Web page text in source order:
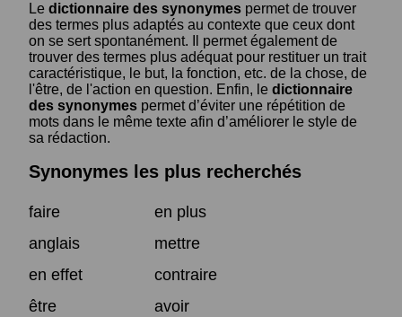
Le dictionnaire des synonymes permet de trouver
des termes plus adaptés au contexte que ceux dont
on se sert spontanément. Il permet également de
trouver des termes plus adéquat pour restituer un trait
caractéristique, le but, la fonction, etc. de la chose, de
l'être, de l'action en question. Enfin, le dictionnaire
des synonymes permet d’éviter une répétition de
mots dans le même texte afin d’améliorer le style de
sa rédaction.
Synonymes les plus recherchés
faire
en plus
anglais
mettre
en effet
contraire
être
avoir